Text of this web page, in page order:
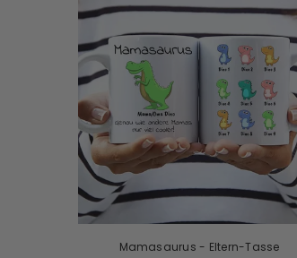
Mamasaurus - Eltern-Tasse